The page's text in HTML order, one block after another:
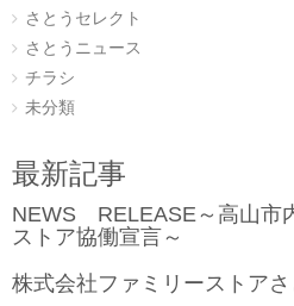
さとうセレクト
さとうニュース
チラシ
未分類
最新記事
NEWS RELEASE～高山市
ストア協働宣言～
株式会社ファミリーストア